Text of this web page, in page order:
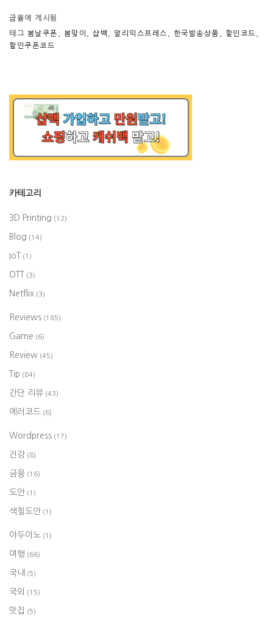
금융에 게시됨
태그 봄날쿠폰 봄맞이 샵백 알리익스프레스 한국발송상품 할인코드
할인쿠폰코드
카테고리
3D Printing (12)
Blog (14)
IoT (1)
OTT (3)
Netflix (3)
Reviews (185)
Game (6)
Review (45)
Tip (84)
간단 리뷰 (43)
에러코드 (6)
Wordpress (17)
건강 (8)
금융 (16)
도안 (1)
색칠도안 (1)
아두이노 (1)
여행 (66)
국내 (5)
국외 (15)
맛집 (5)